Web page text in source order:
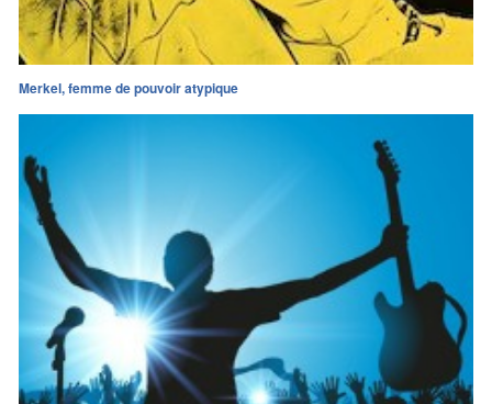
Merkel, femme de pouvoir atypique